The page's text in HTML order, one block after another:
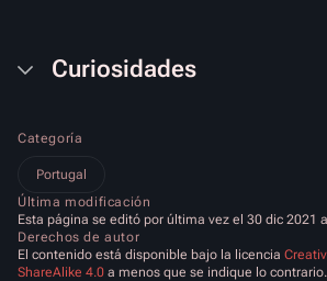
Curiosidades
Categoría
Portugal
Última modificación
Esta página se editó por última vez el 30 dic 2021
Derechos de autor
El contenido está disponible bajo la licencia
ShareAlike 4.0 a menos que se indique lo contrario.